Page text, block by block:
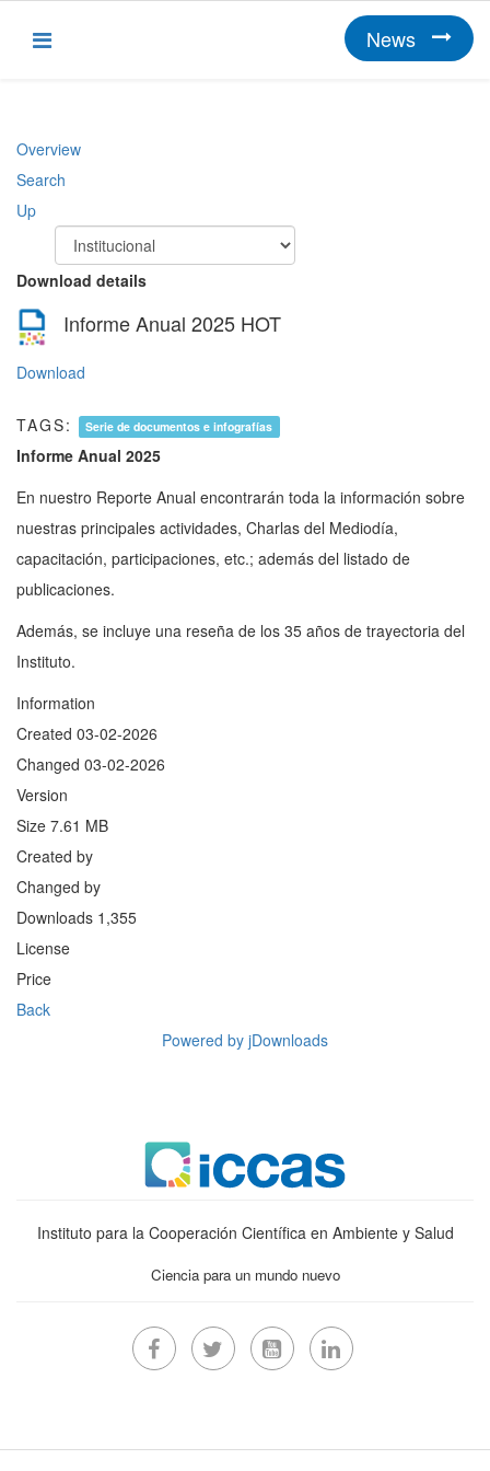
News
Overview
Search
Up
Download details
Informe Anual 2025 HOT
Download
TAGS: Serie de documentos e infografías
Informe Anual 2025
En nuestro Reporte Anual encontrarán toda la información sobre
nuestras principales actividades, Charlas del Mediodía,
capacitación, participaciones, etc.; además del listado de
publicaciones.
Además, se incluye una reseña de los 35 años de trayectoria del
Instituto.
Information
Created 03-02-2026
Changed 03-02-2026
Version
Size 7.61 MB
Created by
Changed by
Downloads 1,355
License
Price
Back
Powered by jDownloads
Instituto para la Cooperación Científica en Ambiente y Salud
Ciencia para un mundo nuevo